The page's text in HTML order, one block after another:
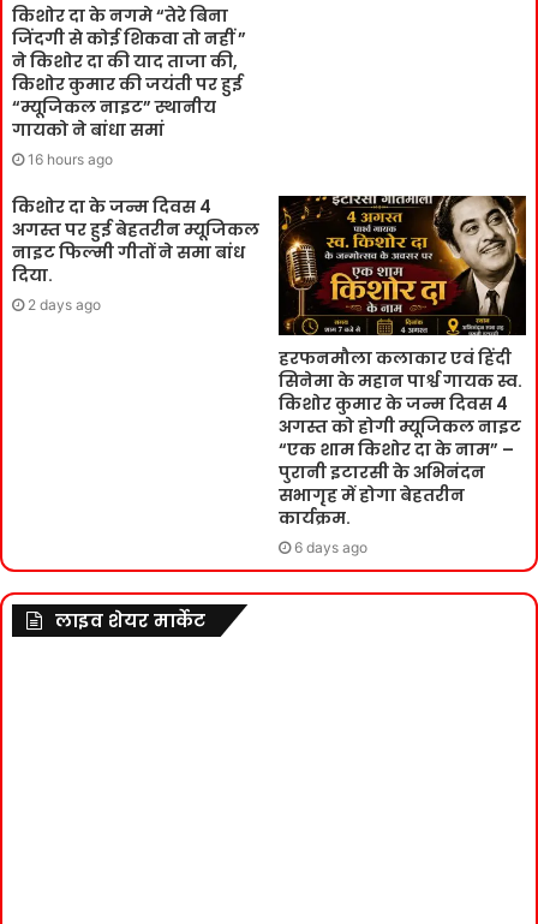
किशोर दा के नगमे “तेरे बिना
जिंदगी से कोई शिकवा तो नहीं ”
ने किशोर दा की याद ताजा की,
किशोर कुमार की जयंती पर हुई
“म्यूजिकल नाइट” स्थानीय
गायको ने बांधा समां
16 hours ago
किशोर दा के जन्म दिवस 4
अगस्त पर हुई बेहतरीन म्यूजिकल
नाइट फिल्मी गीतों ने समा बांध
दिया.
2 days ago
हरफनमौला कलाकार एवं हिंदी
सिनेमा के महान पार्श्व गायक स्व.
किशोर कुमार के जन्म दिवस 4
अगस्त को होगी म्यूजिकल नाइट
“एक शाम किशोर दा के नाम” –
पुरानी इटारसी के अभिनंदन
सभागृह में होगा बेहतरीन
कार्यक्रम.
6 days ago
लाइव शेयर मार्केट